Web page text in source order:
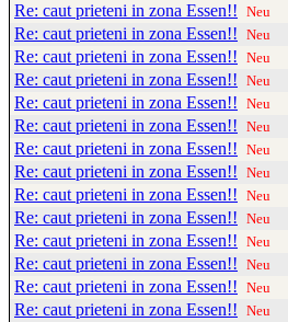
Re: caut prieteni in zona Essen!! Neu
Re: caut prieteni in zona Essen!! Neu
Re: caut prieteni in zona Essen!! Neu
Re: caut prieteni in zona Essen!! Neu
Re: caut prieteni in zona Essen!! Neu
Re: caut prieteni in zona Essen!! Neu
Re: caut prieteni in zona Essen!! Neu
Re: caut prieteni in zona Essen!! Neu
Re: caut prieteni in zona Essen!! Neu
Re: caut prieteni in zona Essen!! Neu
Re: caut prieteni in zona Essen!! Neu
Re: caut prieteni in zona Essen!! Neu
Re: caut prieteni in zona Essen!! Neu
Re: caut prieteni in zona Essen!! Neu